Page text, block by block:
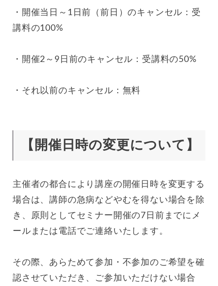
・開催当日～1日前（前日）のキャンセル：受
講料の100%
・開催2～9日前のキャンセル：受講料の50%
・それ以前のキャンセル：無料
【開催日時の変更について】
主催者の都合により講座の開催日時を変更する
場合は、講師の急病などやむを得ない場合を除
き、原則としてセミナー開催の7日前までにメ
ールまたは電話でご連絡いたします。
その際、あらためて参加・不参加のご希望を確
認させていただき、ご参加いただけない場合